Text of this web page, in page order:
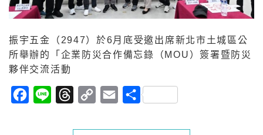
振宇五金（2947）於6月底受邀出席新北市土城區公
所舉辦的「企業防災合作備忘錄（MOU）簽署暨防災
夥伴交流活動
Facebook
Line Threads
Copy Email分